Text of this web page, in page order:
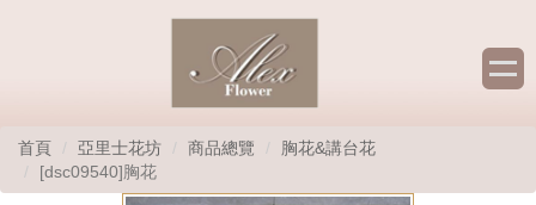
首頁 亞里士花坊 商品總覽
胸花&講台花
[dsc09540]胸花